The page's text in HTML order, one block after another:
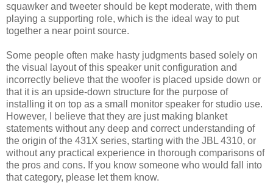
squawker and tweeter should be kept moderate, with them
playing a supporting role, which is the ideal way to put
together a near point source.
Some people often make hasty judgments based solely on
the visual layout of this speaker unit configuration and
incorrectly believe that the woofer is placed upside down or
that it is an upside-down structure for the purpose of
installing it on top as a small monitor speaker for studio use.
However, I believe that they are just making blanket
statements without any deep and correct understanding of
the origin of the 431X series, starting with the JBL 4310, or
without any practical experience in thorough comparisons of
the pros and cons. If you know someone who would fall into
that category, please let them know.